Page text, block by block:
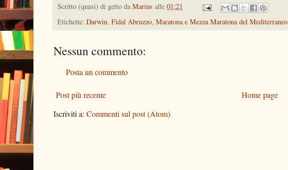
Scritto (quasi) di getto da Marius alle 01:21
Etichette: Darwin, Fidal Abruzzo, Maratona e Mezza Maratona del Mediterraneo
Nessun commento:
Posta un commento
Post più recente
Home page
Iscriviti a: Commenti sul post (Atom)